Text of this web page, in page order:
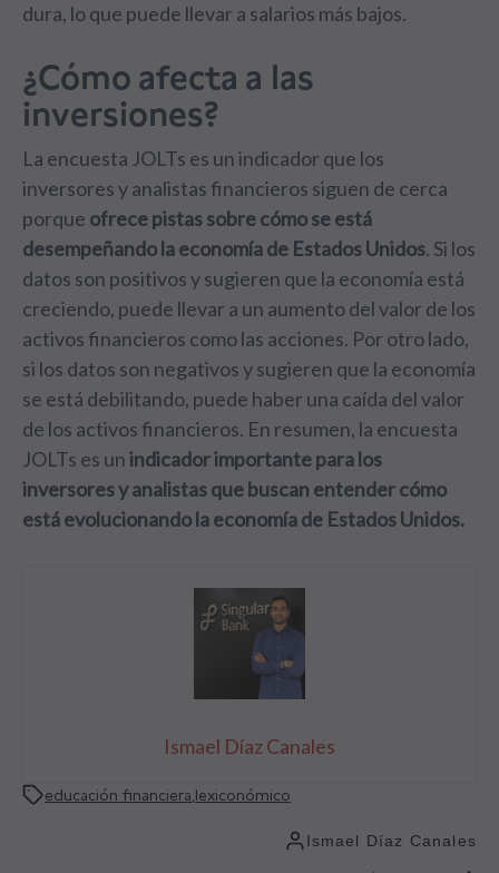
dura, lo que puede llevar a salarios más bajos.
¿Cómo afecta a las
inversiones?
La encuesta JOLTs es un indicador que los
inversores y analistas financieros siguen de cerca
porque ofrece pistas sobre cómo se está
desempeñando la economía de Estados Unidos. Si los
datos son positivos y sugieren que la economía está
creciendo, puede llevar a un aumento del valor de los
activos financieros como las acciones. Por otro lado,
si los datos son negativos y sugieren que la economía
se está debilitando, puede haber una caída del valor
de los activos financieros. En resumen, la encuesta
JOLTs es unindicador importante para los
inversores y analistas que buscan entender cómo
está evolucionando la economía de Estados Unidos.
Ismael Díaz Canales
educación financiera lexiconómico
Ismael Díaz Canales